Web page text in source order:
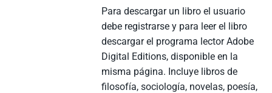
Para descargar un libro el usuario
debe registrarse y para leer el libro
descargar el programa lector Adobe
Digital Editions, disponible en la
misma página. Incluye libros de
filosofía, sociología, novelas, poesía,